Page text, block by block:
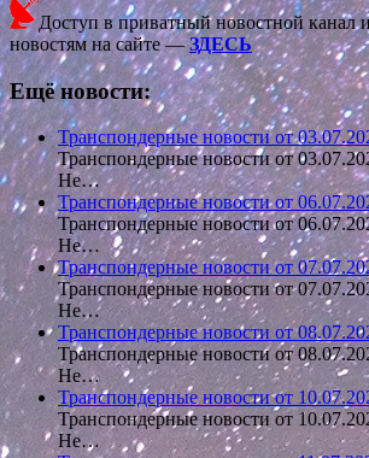
Доступ в приватный новостной канал
новостям на сайте —ЗДЕСЬ
Ещё новости:
Транспондерные новости от
Транспондерные новости от
Не…
Транспондерные новости от
Транспондерные новости от
Не…
Транспондерные новости от
Транспондерные новости от
Не…
Транспондерные новости от
Транспондерные новости от
Не…
Транспондерные новости от
Транспондерные новости от
Не…